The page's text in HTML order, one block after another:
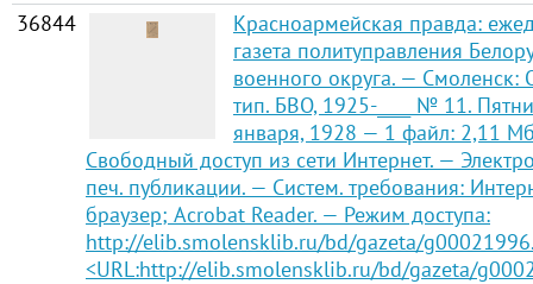
36844
Красноармейская правда:
газета политуправления
военного округа. — Смоленск:
тип. БВО, 1925-____ № 11.
января, 1928 — 1 файл: 2,11
Свободный доступ из сети Интернет. —
печ. публикации. — Систем. требования:
браузер; Acrobat Reader. — Режим доступа:
http://elib.smolensklib.ru/bd/gazeta/
<URL:http://elib.smolensklib.ru/bd/gazeta/